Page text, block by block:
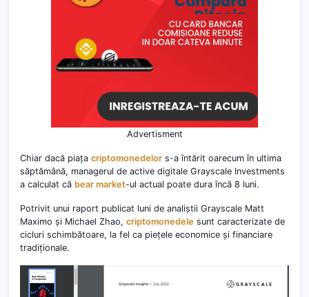
Advertisment
Chiar dacă piața criptomonedelor s-a întărit oarecum în ultima
săptămână, managerul de active digitale Grayscale Investments
a calculat că bear market-ul actual poate dura încă 8 luni.
Potrivit unui raport publicat luni de analiștii Grayscale Matt
Maximo și Michael Zhao, criptomonedele sunt caracterizate de
cicluri schimbătoare, la fel ca piețele economice și financiare
tradiționale.